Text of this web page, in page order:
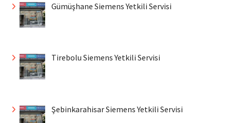
Gümüşhane Siemens Yetkili Servisi
Tirebolu Siemens Yetkili Servisi
Şebinkarahisar Siemens Yetkili Servisi